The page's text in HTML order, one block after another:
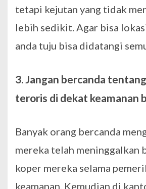
tetapi kejutan yang tidak
lebih sedikit. Agar bisa
anda tuju bisa didatangi
3. Jangan bercanda
teroris di dekat keamanan
Banyak orang bercanda
mereka telah meninggalkan
koper mereka selama
keamanan. Kemudian di